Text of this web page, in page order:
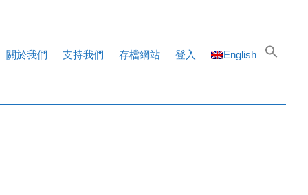
關於我們 支持我們 存檔網站 登入 English